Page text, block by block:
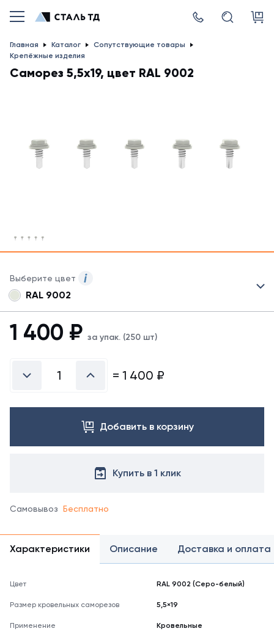
Главная Каталог
Сопутствующие товары
Крепёжные изделия
Саморез 5,5x19, цвет RAL 9002
Выберите цвет
саморезов
5,5*19
могут
цвета.
Для
заказа
другого
свяжитесь
*
соответствовать
RAL 9002
1 400 ₽ за упак. (250 шт)
= 1 400 ₽
Добавить в корзину
Купить в 1 клик
Самовывоз Бесплатно
Характеристики Описание Доставка и оплата
Цвет RAL 9002 (Серо-белый)
Размер кровельных саморезов 5,5×19
Применение Кровельные